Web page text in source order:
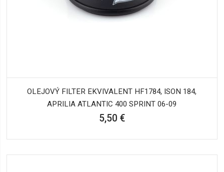
OLEJOVÝ FILTER EKVIVALENT HF1784, ISON 184,
APRILIA ATLANTIC 400 SPRINT 06-09
5,50 €